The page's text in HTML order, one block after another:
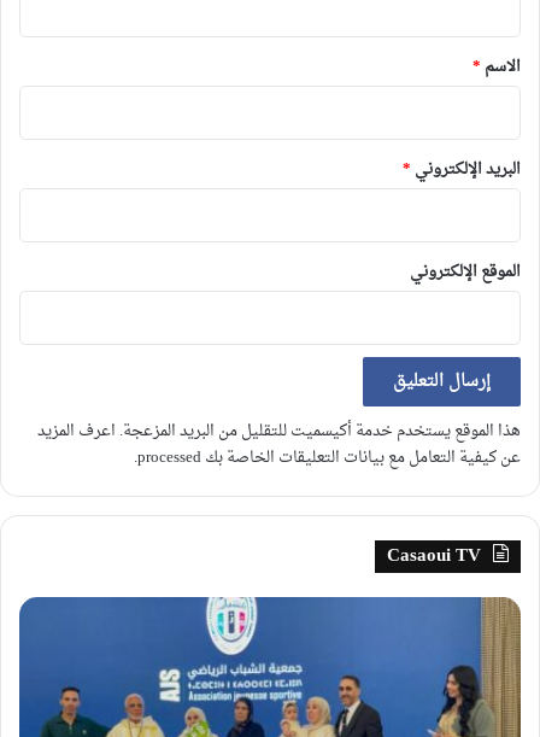
*
الاسم *
البريد الإلكتروني *
الموقع الإلكتروني
هذا الموقع يستخدم خدمة أكيسميت للتقليل من البريد المزعجة. اعرف المزيد
عن كيفية التعامل مع بيانات التعليقات الخاصة بك processed
.
Casaoui TV